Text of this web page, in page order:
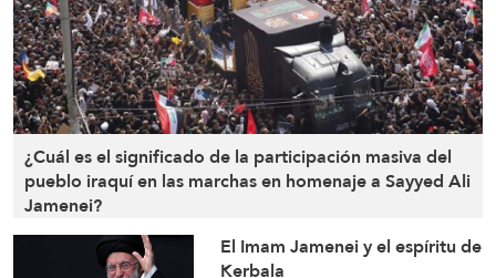
a day ago
Según The Telegraph, el posible acuerdo entre
Irán y Omán sobre el estrecho de Ormuz indica
que Teherán ha salido del conflicto más fuerte
que antes
a day ago
¿Cuál es el significado de la participación masiva del
pueblo iraquí en las marchas en homenaje a Sayyed Ali
Jamenei?
El Imam Jamenei y el espíritu de
Kerbala